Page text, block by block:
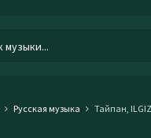
Русская музыка Тайпан,